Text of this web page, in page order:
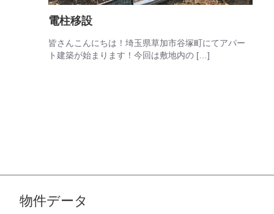
物件データ
電柱移設
皆さんこんにちは！埼玉県草加市谷塚町にてアパー
ト建築が始まります！今回は敷地内の […]